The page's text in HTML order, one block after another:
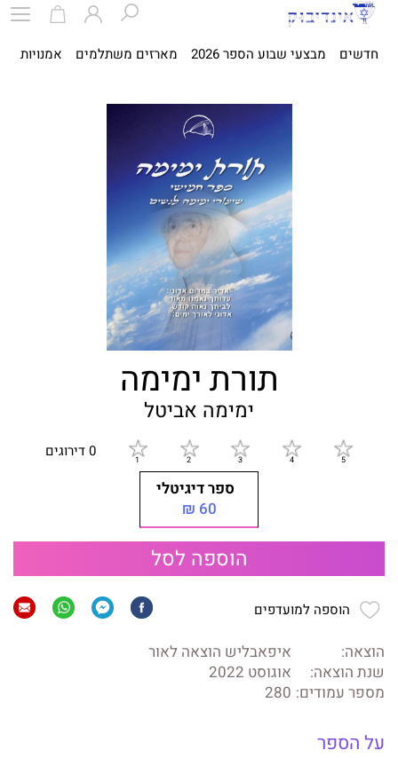
חדשים מבצעי שבוע הספר 2026 מארזים משתלמים אמנויות
תורת ימימה
ימימה אביטל
0 דירוגים
ספר דיגיטלי
60 ₪
הוספה לסל
הוספה למועדפים
הוצאה:
איפאבליש הוצאה לאור
שנת הוצאה:
אוגוסט 2022
מספר עמודים: 280
על הספר